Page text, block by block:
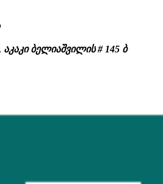
ბელიაშვილის # 145 ბ